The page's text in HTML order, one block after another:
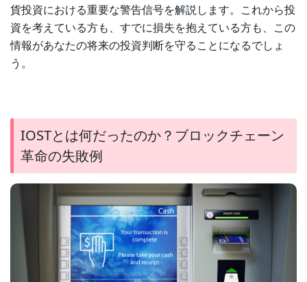
貨投資における重要な警告信号を解説します。これから投
資を考えている方も、すでに損失を抱えている方も、この
情報があなたの将来の投資判断を守ることになるでしょ
う。
IOSTとは何だったのか？ブロックチェーン
革命の失敗例